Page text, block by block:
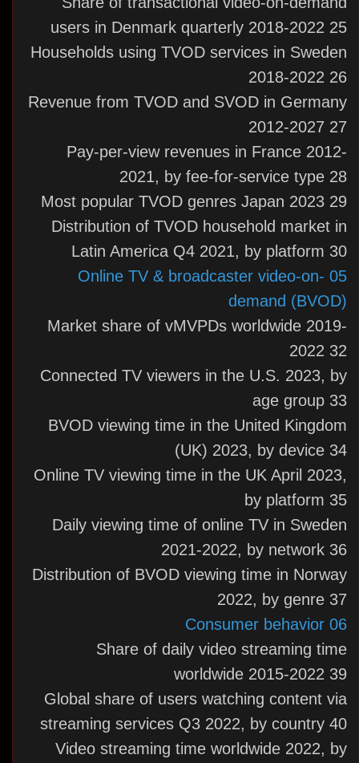
users in Denmark quarterly 2018-2022 25
Households using TVOD services in Sweden
2018-2022 26
Revenue from TVOD and SVOD in Germany
2012-2027 27
Pay-per-view revenues in France 2012-
2021, by fee-for-service type 28
Most popular TVOD genres Japan 2023 29
Distribution of TVOD household market in
Latin America Q4 2021, by platform 30
05 Online TV & broadcaster video-on-
demand (BVOD)
Market share of vMVPDs worldwide 2019-
2022 32
Connected TV viewers in the U.S. 2023, by
age group 33
BVOD viewing time in the United Kingdom
(UK) 2023, by device 34
Online TV viewing time in the UK April 2023,
by platform 35
Daily viewing time of online TV in Sweden
2021-2022, by network 36
Distribution of BVOD viewing time in Norway
2022, by genre 37
06 Consumer behavior
Share of daily video streaming time
worldwide 2015-2022 39
Global share of users watching content via
streaming services Q3 2022, by country 40
Video streaming time worldwide 2022, by